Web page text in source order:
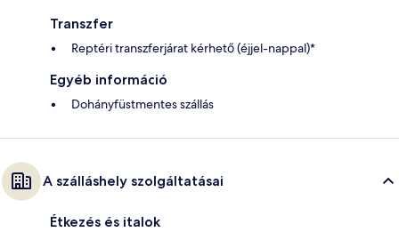
Transzfer
Reptéri transzferjárat kérhető (éjjel-nappal)*
Egyéb információ
Dohányfüstmentes szállás
A szálláshely szolgáltatásai
Étkezés és italok